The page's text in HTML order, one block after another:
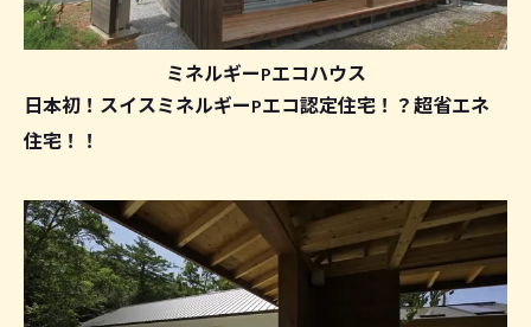
ミネルギーPエコハウス
日本初！スイスミネルギーPエコ認定住宅！？超省エネ
住宅！！